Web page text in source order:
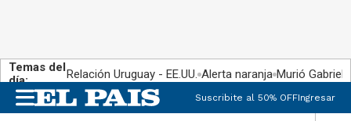
Temas del
día:
Relación Uruguay - EE.UU. Alerta naranja Murió Gabriel
Suscribite al 50% OFFIngresar